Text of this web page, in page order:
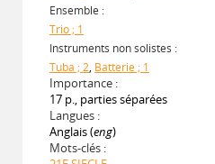
Ensemble :
Trio ; 1
Instruments non solistes :
Tuba ; 2, Batterie ; 1
Importance :
17 p., parties séparées
Langues :
Anglais (eng)
Mots-clés :